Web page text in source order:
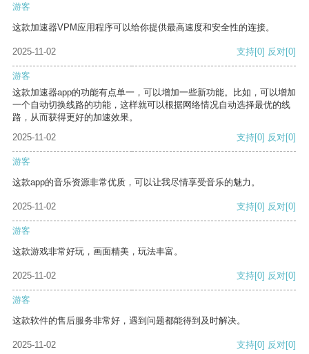
游客
这款加速器VPM应用程序可以给你提供最高速度和安全性的连接。
2025-11-02 支持[0] 反对[0]
游客
这款加速器app的功能有点单一，可以增加一些新功能。比如，可以增加
一个自动切换线路的功能，这样就可以根据网络情况自动选择最优的线
路，从而获得更好的加速效果。
2025-11-02
支持[0] 反对[0]
游客
这款app的音乐资源非常优质，可以让我尽情享受音乐的魅力。
2025-11-02 支持[0] 反对[0]
游客
这款游戏非常好玩，画面精美，玩法丰富。
2025-11-02 支持[0] 反对[0]
游客
这款软件的售后服务非常好，遇到问题都能得到及时解决。
2025-11-02 支持[0] 反对[0]